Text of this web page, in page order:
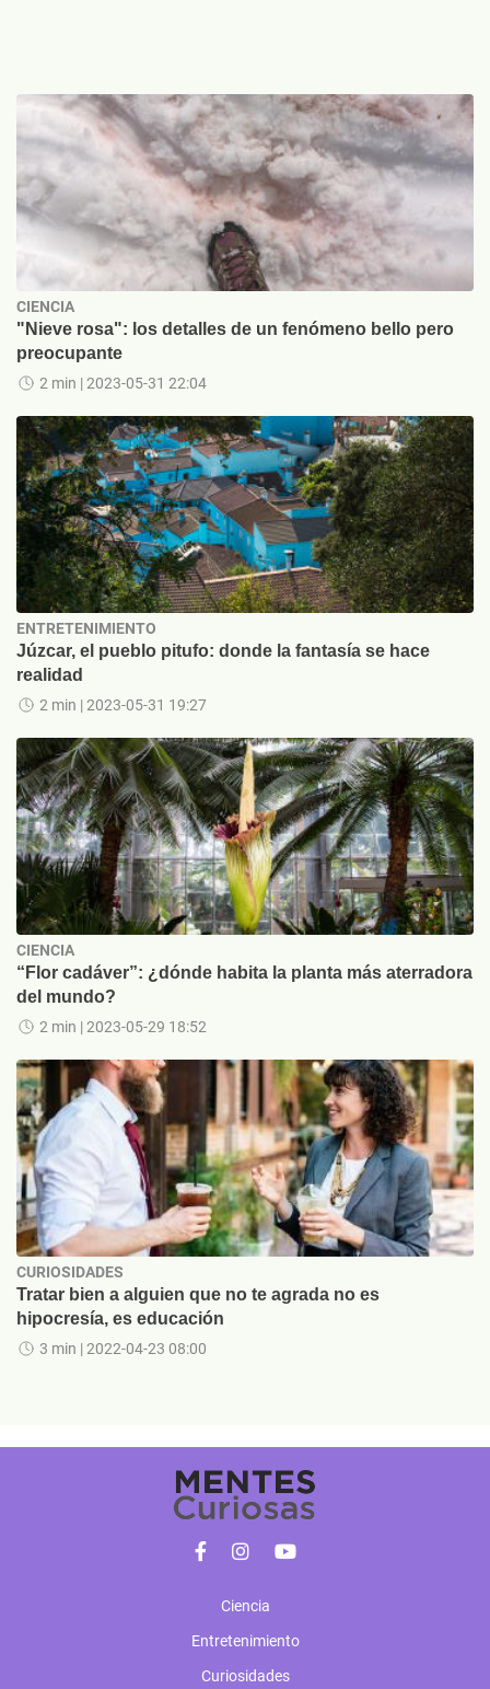
CIENCIA
"Nieve rosa": los detalles de un fenómeno bello pero
preocupante
2 min | 2023-05-31 22:04
ENTRETENIMIENTO
Júzcar, el pueblo pitufo: donde la fantasía se hace
realidad
2 min | 2023-05-31 19:27
CIENCIA
“Flor cadáver”: ¿dónde habita la planta más aterradora
del mundo?
2 min | 2023-05-29 18:52
CURIOSIDADES
Tratar bien a alguien que no te agrada no es
hipocresía, es educación
3 min | 2022-04-23 08:00
Ciencia
Entretenimiento
Curiosidades